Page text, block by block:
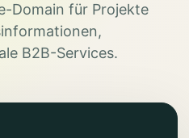
Domain für Projekte
B2B-Services.